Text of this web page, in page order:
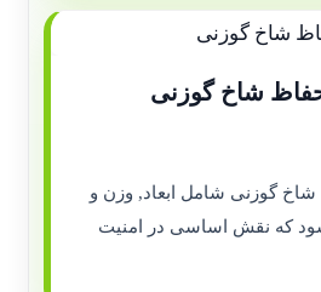
شاخ گوزنی
گوزنی شامل ابعاد, وزن و
که نقش اساسی در امنیت